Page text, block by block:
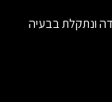
ונתקלת בבעיה